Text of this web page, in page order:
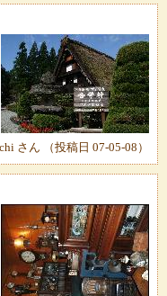
さん （投稿日 07-05-08）